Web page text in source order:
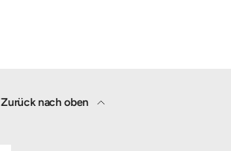
Zurück nach oben